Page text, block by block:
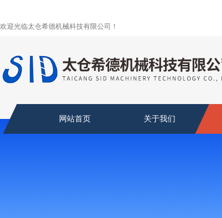
欢迎光临太仓希德机械科技有限公司！
网站首页 关于我们